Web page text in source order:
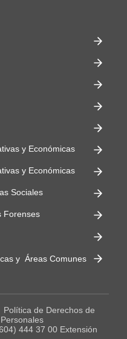
y Económicas
y Económicas
Sociales
Forenses
y Áreas Comunes
Política de Derechos de
444 37 00 Extensión